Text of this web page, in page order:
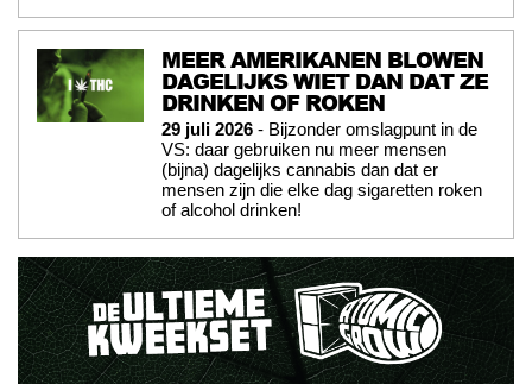
MEER AMERIKANEN BLOWEN
DAGELIJKS WIET DAN DAT ZE
DRINKEN OF ROKEN
29 juli 2026 - Bijzonder omslagpunt in de
VS: daar gebruiken nu meer mensen
(bijna) dagelijks cannabis dan dat er
mensen zijn die elke dag sigaretten roken
of alcohol drinken!